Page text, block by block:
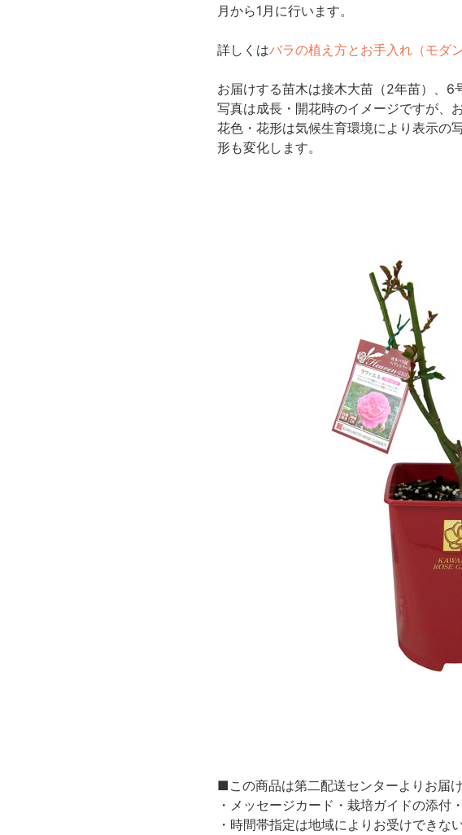
月から1月に行います。
詳しくはバラの植え方とお手入れ（モダン
お届けする苗木は接木大苗（2年苗）、6
写真は成長・開花時のイメージですが、
花色・花形は気候生育環境により表示の
形も変化します。
■この商品は第二配送センターよりお届け
・メッセージカード・栽培ガイドの添付
・時間帯指定は地域によりお受けできな